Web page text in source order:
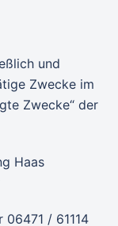
und
Zwecke im
Zwecke“ der
Haas
06471 / 61114